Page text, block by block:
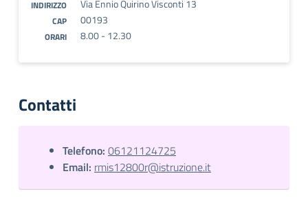
INDIRIZZO Via Ennio Quirino Visconti 13
CAP 00193
ORARI 8.00 - 12.30
Contatti
Telefono: 06121124725
Email: rmis12800r@istruzione.it